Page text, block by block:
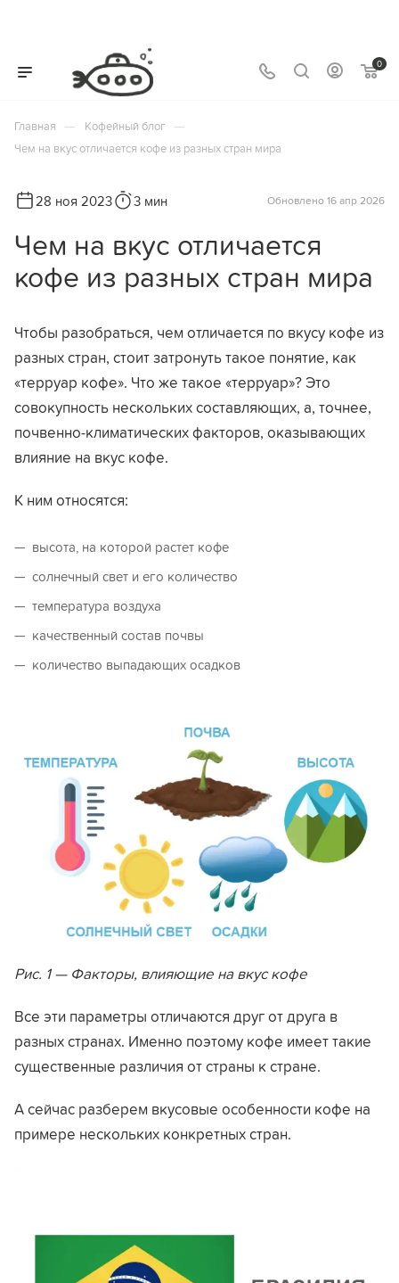
0
Главная — Кофейный блог —
Чем на вкус отличается кофе из разных стран мира
28 ноя 2023 3 мин Обновлено 16 апр 2026
Чем на вкус отличается
кофе из разных стран мира
Чтобы разобраться, чем отличается по вкусу кофе из
разных стран, стоит затронуть такое понятие, как
«терруар кофе». Что же такое «терруар»? Это
совокупность нескольких составляющих, а, точнее,
почвенно-климатических факторов, оказывающих
влияние на вкус кофе.
К ним относятся:
высота, на которой растет кофе
солнечный свет и его количество
температура воздуха
качественный состав почвы
количество выпадающих осадков
Рис. 1 — Факторы, влияющие на вкус кофе
Все эти параметры отличаются друг от друга в
разных странах. Именно поэтому кофе имеет такие
существенные различия от страны к стране.
А сейчас разберем вкусовые особенности кофе на
примере нескольких конкретных стран.